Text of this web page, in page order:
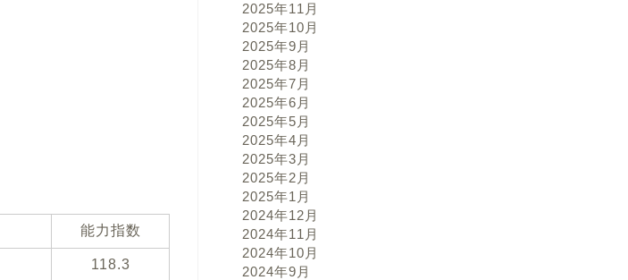
能力指数
118.3
2025年11月
2025年10月
2025年9月
2025年8月
2025年7月
2025年6月
2025年5月
2025年4月
2025年3月
2025年2月
2025年1月
2024年12月
2024年11月
2024年10月
2024年9月